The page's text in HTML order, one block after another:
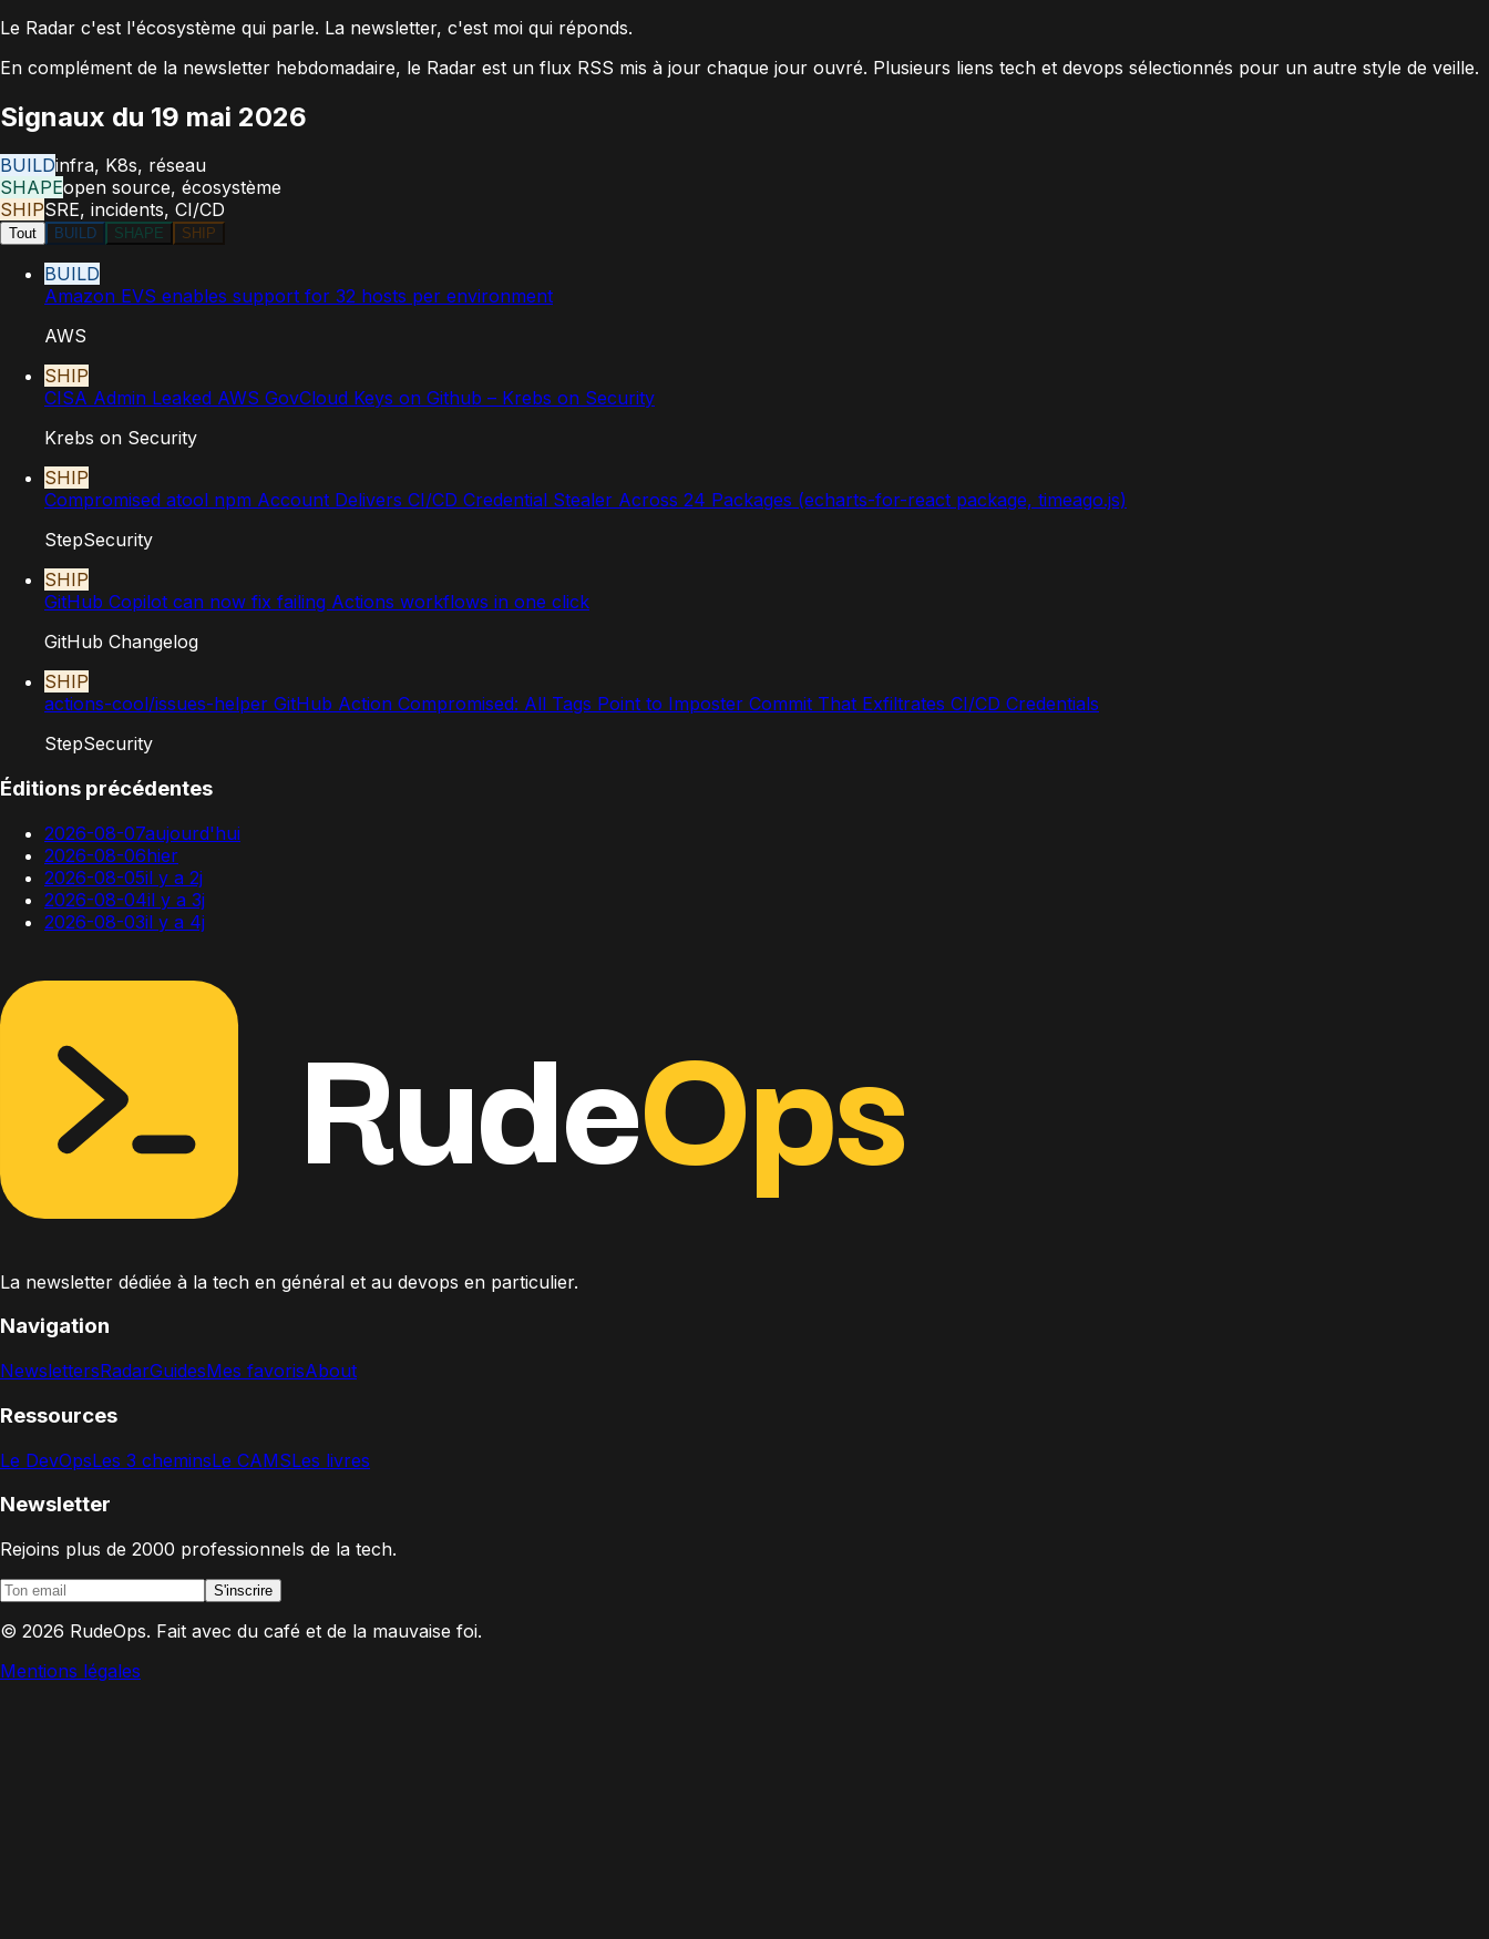
Le Radar c'est l'écosystème qui parle. La newsletter, c'est moi qui réponds.
En complément de la newsletter hebdomadaire, le Radar est un flux RSS mis à jour chaque jour ouvré. Plusieurs liens tech et devops sélectionnés pour un autre style de veille.
Signaux du 19 mai 2026
BUILDinfra, K8s, réseau
SHAPEopen source, écosystème
SHIPSRE, incidents, CI/CD
Tout BUILD SHAPE SHIP
BUILD
Amazon EVS enables support for 32 hosts per environment
AWS
SHIP
CISA Admin Leaked AWS GovCloud Keys on Github – Krebs on Security
Krebs on Security
SHIP
Compromised atool npm Account Delivers CI/CD Credential Stealer Across 24 Packages (echarts-for-react package, timeago.js)
StepSecurity
SHIP
GitHub Copilot can now fix failing Actions workflows in one click
GitHub Changelog
SHIP
actions-cool/issues-helper GitHub Action Compromised: All Tags Point to Imposter Commit That Exfiltrates CI/CD Credentials
StepSecurity
Éditions précédentes
2026-08-07aujourd'hui
2026-08-06hier
2026-08-05il y a 2j
2026-08-04il y a 3j
2026-08-03il y a 4j
RudeOps
La newsletter dédiée à la tech en général et au devops en particulier.
Navigation
NewslettersRadarGuidesMes favorisAbout
Ressources
Le DevOpsLes 3 cheminsLe CAMSLes livres
Newsletter
Rejoins plus de 2000 professionnels de la tech.
S'inscrire
© 2026 RudeOps. Fait avec du café et de la mauvaise foi.
Mentions légales